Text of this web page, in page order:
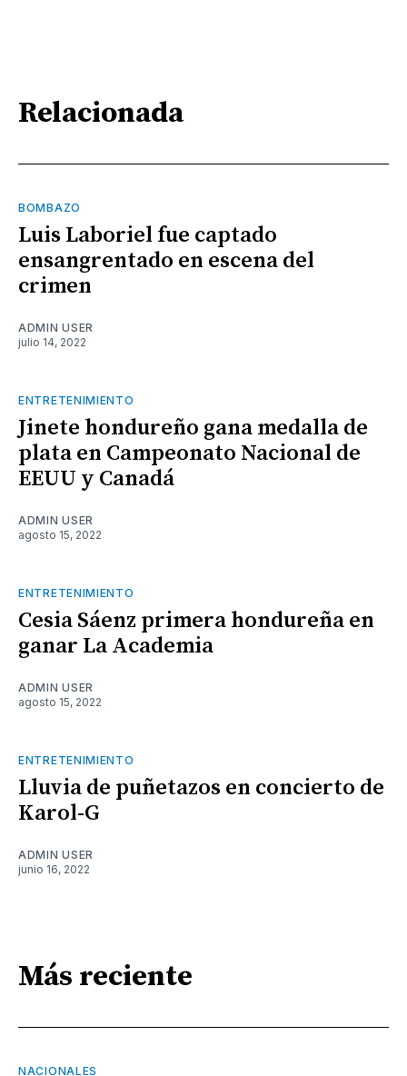
Relacionada
BOMBAZO
Luis Laboriel fue captado
ensangrentado en escena del
crimen
ADMIN USER
julio 14, 2022
ENTRETENIMIENTO
Jinete hondureño gana medalla de
plata en Campeonato Nacional de
EEUU y Canadá
ADMIN USER
agosto 15, 2022
ENTRETENIMIENTO
Cesia Sáenz primera hondureña en
ganar La Academia
ADMIN USER
agosto 15, 2022
ENTRETENIMIENTO
Lluvia de puñetazos en concierto de
Karol-G
ADMIN USER
junio 16, 2022
Más reciente
NACIONALES